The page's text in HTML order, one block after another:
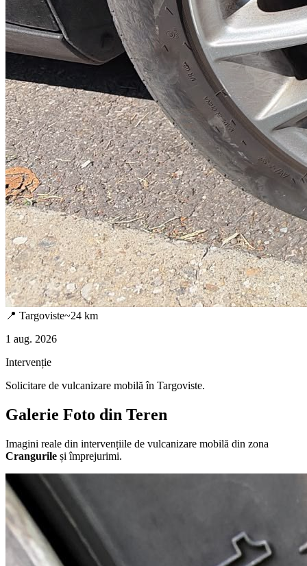
📍 Targoviste~24 km
1 aug. 2026
Intervenție
Solicitare de vulcanizare mobilă în Targoviste.
Galerie Foto din Teren
Imagini reale din intervențiile de vulcanizare mobilă din zona
Crangurile și împrejurimi.